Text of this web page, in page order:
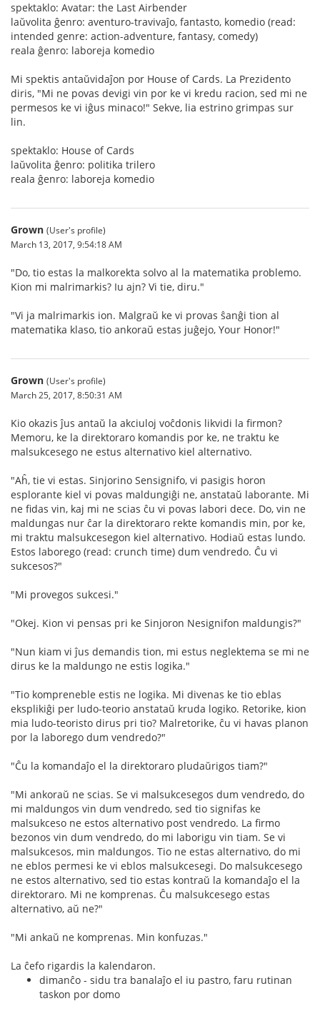
spektaklo: Avatar: the Last Airbender
laŭvolita ĝenro: aventuro-travivaĵo, fantasto, komedio (read:
intended genre: action-adventure, fantasy, comedy)
reala ĝenro: laboreja komedio
Mi spektis antaŭvidaĵon por House of Cards. La Prezidento
diris, "Mi ne povas devigi vin por ke vi kredu racion, sed mi ne
permesos ke vi iĝus minaco!" Sekve, lia estrino grimpas sur
lin.
spektaklo: House of Cards
laŭvolita ĝenro: politika trilero
reala ĝenro: laboreja komedio
Grown (User's profile)
March 13, 2017, 9:54:18 AM
"Do, tio estas la malkorekta solvo al la matematika problemo.
Kion mi malrimarkis? Iu ajn? Vi tie, diru."
"Vi ja malrimarkis ion. Malgraŭ ke vi provas ŝanĝi tion al
matematika klaso, tio ankoraŭ estas juĝejo, Your Honor!"
Grown (User's profile)
March 25, 2017, 8:50:31 AM
Kio okazis ĵus antaŭ la akciuloj voĉdonis likvidi la firmon?
Memoru, ke la direktoraro komandis por ke, ne traktu ke
malsukcesego ne estus alternativo kiel alternativo.
"Aĥ, tie vi estas. Sinjorino Sensignifo, vi pasigis horon
esplorante kiel vi povas maldungiĝi ne, anstataŭ laborante. Mi
ne fidas vin, kaj mi ne scias ĉu vi povas labori dece. Do, vin ne
maldungas nur ĉar la direktoraro rekte komandis min, por ke,
mi traktu malsukcesegon kiel alternativo. Hodiaŭ estas lundo.
Estos laborego (read: crunch time) dum vendredo. Ĉu vi
sukcesos?"
"Mi provegos sukcesi."
"Okej. Kion vi pensas pri ke Sinjoron Nesignifon maldungis?"
"Nun kiam vi ĵus demandis tion, mi estus neglektema se mi ne
dirus ke la maldungo ne estis logika."
"Tio kompreneble estis ne logika. Mi divenas ke tio eblas
eksplikiĝi per ludo-teorio anstataŭ kruda logiko. Retorike, kion
mia ludo-teoristo dirus pri tio? Malretorike, ĉu vi havas planon
por la laborego dum vendredo?"
"Ĉu la komandaĵo el la direktoraro pludaŭrigos tiam?"
"Mi ankoraŭ ne scias. Se vi malsukcesegos dum vendredo, do
mi maldungos vin dum vendredo, sed tio signifas ke
malsukceso ne estos alternativo post vendredo. La firmo
bezonos vin dum vendredo, do mi laborigu vin tiam. Se vi
malsukcesos, min maldungos. Tio ne estas alternativo, do mi
ne eblos permesi ke vi eblos malsukcesegi. Do malsukcesego
ne estos alternativo, sed tio estas kontraŭ la komandaĵo el la
direktoraro. Mi ne komprenas. Ĉu malsukcesego estas
alternativo, aŭ ne?"
"Mi ankaŭ ne komprenas. Min konfuzas."
La ĉefo rigardis la kalendaron.
dimanĉo - sidu tra banalaĵo el iu pastro, faru rutinan
taskon por domo